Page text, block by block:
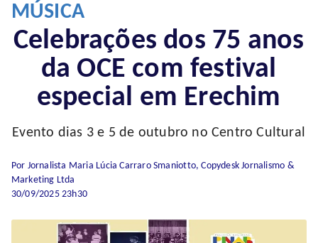
MÚSICA
Celebrações dos 75 anos
da OCE com festival
especial em Erechim
Evento dias 3 e 5 de outubro no Centro Cultural
Por Jornalista Maria Lúcia Carraro Smaniotto, Copydesk Jornalismo &
Marketing Ltda
30/09/2025 23h30